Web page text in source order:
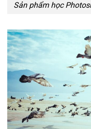
Sản phẩm học